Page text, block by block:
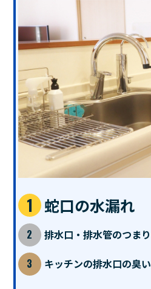
蛇口の水漏れ
排水口・排水管のつまり
キッチンの排水口の臭い